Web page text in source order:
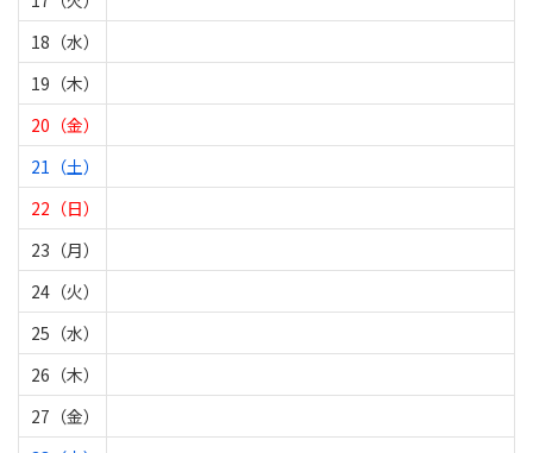
18（水）
19（木）
20（金）
21（土）
22（日）
23（月）
24（火）
25（水）
26（木）
27（金）